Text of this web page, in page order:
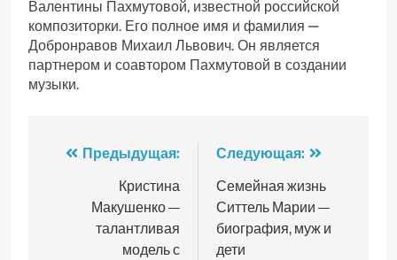
Валентины Пахмутовой, известной российской
композиторки. Его полное имя и фамилия —
Добронравов Михаил Львович. Он является
партнером и соавтором Пахмутовой в создании
музыки.
Навигация
записям
Предыдущая:
Кристина
Макушенко —
талантливая
модель с
Следующая:
Семейная жизнь
Ситтель Марии —
биография, муж и
дети